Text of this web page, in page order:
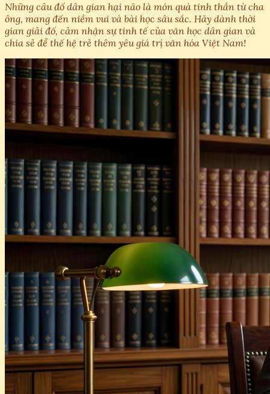
Những câu đố dân gian hại não là món quà tinh thần từ cha
ông, mang đến niềm vui và bài học sâu sắc. Hãy dành thời
gian giải đố, cảm nhận sự tinh tế của văn học dân gian và
chia sẻ để thế hệ trẻ thêm yêu giá trị văn hóa Việt Nam!